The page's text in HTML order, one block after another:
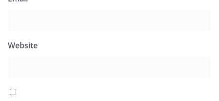
Website